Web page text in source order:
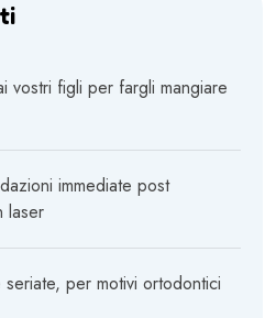
vostri figli per fargli mangiare
immediate post
laser
per motivi ortodontici